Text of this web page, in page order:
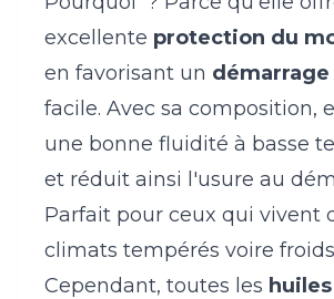
excellente protection du
en favorisant un démarrage
facile. Avec sa composition,
une bonne fluidité à basse
et réduit ainsi l'usure au
Parfait pour ceux qui vivent
climats tempérés voire
Cependant, toutes les